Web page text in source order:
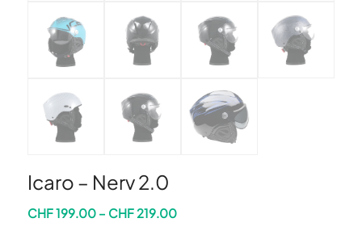
Icaro – Nerv 2.0
CHF199.00 – CHF219.00Preisspanne: